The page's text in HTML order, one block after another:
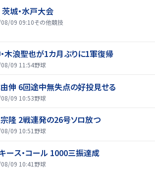
城・水戸大会
09 09:10その他競技
木浪聖也が1カ月ぶりに1軍復帰
09 11:54野球
伸 6回途中無失点の好投見せる
09 10:53野球
隆 2戦連発の26号ソロ放つ
09 10:51 野球
ース・コール 1000三振達成
09 10:41 野球